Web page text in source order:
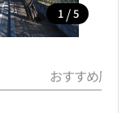
1 / 5
おすすめ周辺